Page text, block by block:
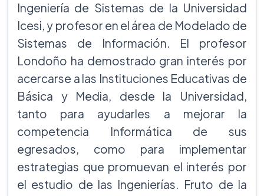
Ingeniería de Sistemas de la Universidad
Icesi, y profesor en el área de Modelado de
Sistemas de Información. El profesor
Londoño ha demostrado gran interés por
acercarse a las Instituciones Educativas de
Básica y Media, desde la Universidad,
tanto para ayudarles a mejorar la
competencia Informática de sus
egresados, como para implementar
estrategias que promuevan el interés por
el estudio de las Ingenierías. Fruto de la